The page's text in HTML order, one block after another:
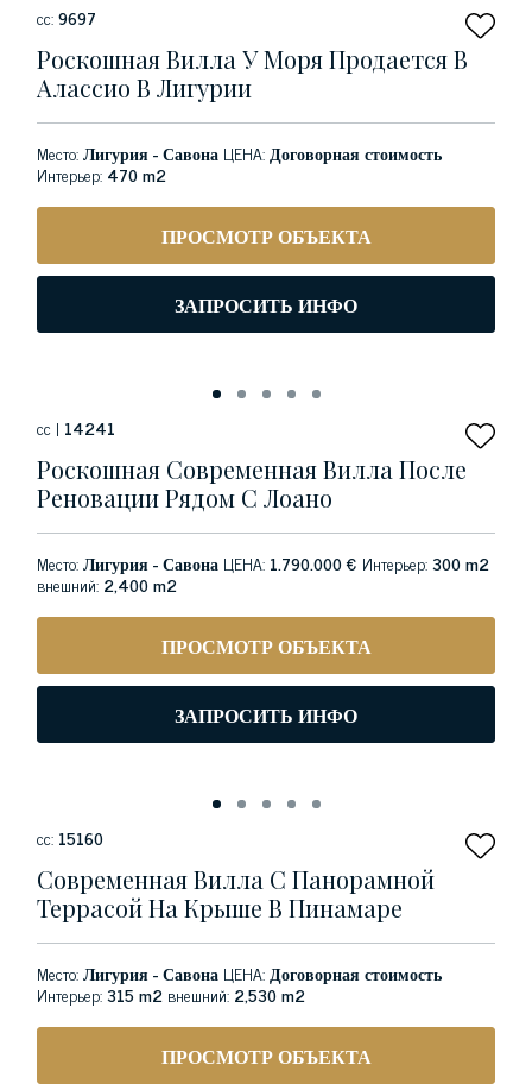
сс:9697
Роскошная Вилла У Моря Продается В
Алассио В Лигурии
Место:Лигурия - Савона ЦЕНА:Договорная стоимость
Интерьер: 470 m2
ПРОСМОТР ОБЪЕКТА
ЗАПРОСИТЬ ИНФО
сс | 14241
Роскошная Современная Вилла После
Реновации Рядом С Лоано
Место:Лигурия - Савона ЦЕНА: 1.790.000 € Интерьер:300 m2
внешний: 2,400 m2
ПРОСМОТР ОБЪЕКТА
ЗАПРОСИТЬ ИНФО
сс: 15160
Современная Вилла С Панорамной
Террасой На Крыше В Пинамаре
Место:Лигурия - Савона ЦЕНА:Договорная стоимость
Интерьер:315 m2 внешний: 2,530 m2
ПРОСМОТР ОБЪЕКТА